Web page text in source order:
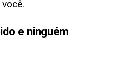
e ninguém